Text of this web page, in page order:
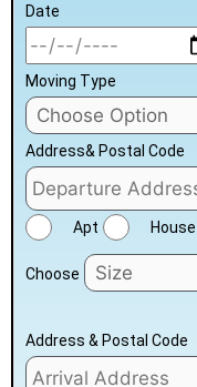
Date
Moving Type
Address& Postal Code
Apt House
Choose
Address & Postal Code